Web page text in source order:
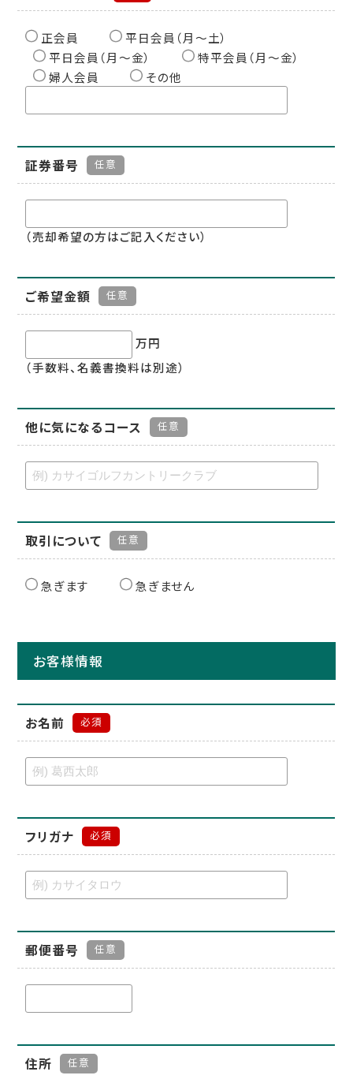
正会員
平日会員（月〜土）
平日会員（月〜金）
特平会員（月〜金）
婦人会員
その他
証券番号 任意
（売却希望の方はご記入ください）
ご希望金額 任意
万円
（手数料、名義書換料は別途）
他に気になるコース 任意
取引について 任意
急ぎます 急ぎません
お客様情報
お名前 必須
フリガナ 必須
郵便番号 任意
住所 任意